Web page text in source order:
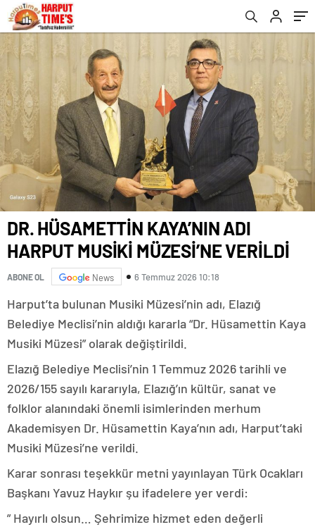
DR. HÜSAMETTİN KAYA’NIN ADI
HARPUT MUSİKİ MÜZESİ’NE VERİLDİ
ABONE OL News 6 Temmuz 2026 10:18
Harput’ta bulunan Musiki Müzesi’nin adı, Elazığ
Belediye Meclisi’nin aldığı kararla “Dr. Hüsamettin Kaya
Musiki Müzesi” olarak değiştirildi.
Elazığ Belediye Meclisi’nin 1 Temmuz 2026 tarihli ve
2026/155 sayılı kararıyla, Elazığ’ın kültür, sanat ve
folklor alanındaki önemli isimlerinden merhum
Akademisyen Dr. Hüsamettin Kaya’nın adı, Harput’taki
Musiki Müzesi’ne verildi.
Karar sonrası teşekkür metni yayınlayan Türk Ocakları
Başkanı Yavuz Haykır şu ifadelere yer verdi:
” Hayırlı olsun… Şehrimize hizmet eden değerli